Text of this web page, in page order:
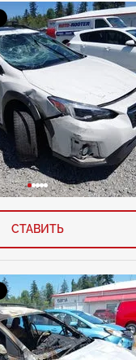
СТАВИТЬ